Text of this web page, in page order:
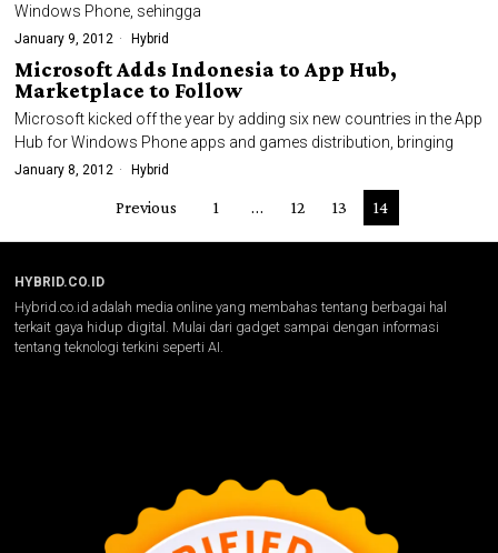
Windows Phone, sehingga
January 9, 2012 Hybrid
Microsoft Adds Indonesia to App Hub,
Marketplace to Follow
Microsoft kicked off the year by adding six new countries in the App
Hub for Windows Phone apps and games distribution, bringing
January 8, 2012 Hybrid
Previous 1 … 12 13 14
HYBRID.CO.ID
Hybrid.co.id adalah media online yang membahas tentang berbagai hal
terkait gaya hidup digital. Mulai dari gadget sampai dengan informasi
tentang teknologi terkini seperti AI.